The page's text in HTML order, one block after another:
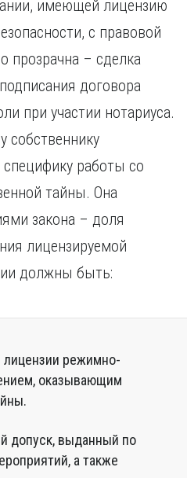
имеющей лицензию
с правовой
прозрачна – сделка
договора
при участии нотариуса.
собственнику
работы со
тайны. Она
закона – доля
лицензируемой
должны быть:
лицензии режимно-
оказывающим
допуск, выданный по
а также